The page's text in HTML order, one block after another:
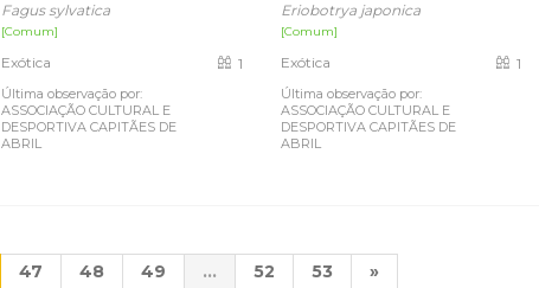
Fagus sylvatica
[Comum]
Exótica
Última observação por:
ASSOCIAÇÃO CULTURAL E
DESPORTIVA CAPITÃES DE
ABRIL
1
Eriobotrya japonica
[Comum]
Exótica
Última observação por:
ASSOCIAÇÃO CULTURAL E
DESPORTIVA CAPITÃES DE
ABRIL
1
47 48 49 ... 52 53 »